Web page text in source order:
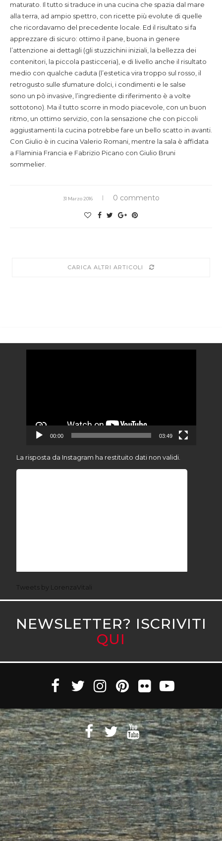
maturato. Il tutto si traduce in una cucina che spazia dal mare
alla terra, ad ampio spettro, con ricette più evolute di quelle
che ricordavamo del precedente locale. Ed il risultato si fa
apprezzare di sicuro: ottimo il pane, buona in genere
l’attenzione ai dettagli (gli stuzzichini iniziali, la bellezza dei
contenitori, la piccola pasticceria), e di livello anche il risultato
medio con qualche caduta (l’estetica vira troppo sul rosso, il
retrogusto sulle sfumature dolci, i condimenti e le salse
sono un pò invasive, l’ingrediente di riferimento è a volte
sottotono). Ma il tutto scorre in modo piacevole, con un buon
ritmo, un ottimo servizio, con la sensazione che con piccoli
aggiustamenti la cucina potrebbe fare un bello scatto in avanti.
Con Giulio è in cucina Valerio Romani, mentre la sala è affidata
a Flaminia Francia e Fabrizio Picano con Giulio Bruni
sommelier.
31 Marzo 2016 0 commento
CARICA ALTRI ARTICOLI
00:00 03:49
La risposta da Instagram ha restituito dati non validi.
Tweets by LorenzaVitali
NEWSLETTER? ISCRIVITI
QUI
Witaly S.r.l. © 2011-2023 All rights reserved Partita Iva 10890471005 Witaly
è registrata presso il Tribunale di Roma n. 95/2011 del 4/4/2011 – Tutti i diritti
riservati